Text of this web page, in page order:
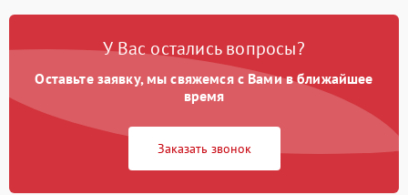
У Вас остались вопросы?
Оставьте заявку, мы свяжемся с Вами в ближайшее
время
Заказать звонок